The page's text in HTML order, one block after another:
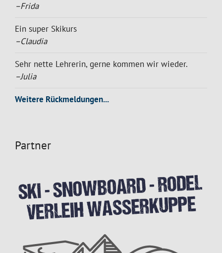
–Frida
Ein super Skikurs
–Claudia
Sehr nette Lehrerin, gerne kommen wir wieder.
–Julia
Weitere Rückmeldungen...
Partner